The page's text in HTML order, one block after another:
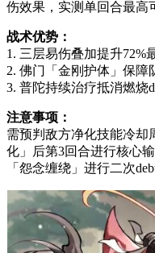
伤效果，实测单回合最高
战术优势：
1. 三层易伤叠加提升72%
2. 佛门「金刚护体」保障
3. 普陀持续治疗抵消燃烧
注意事项：
需预判敌方净化技能冷却
化」后第3回合进行核心
「怨念缠绕」进行二次